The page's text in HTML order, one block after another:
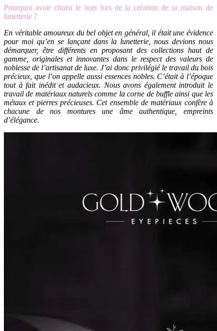
Pourquoi avoir choisi le bois lors de la création de ta maison de
lunetterie ?
En véritable amoureux du bel objet en général, il était une évidence
pour moi qu’en se lançant dans la lunetterie, nous devions nous
démarquer, être différents en proposant des collections haut de
gamme, originales et innovantes dans le respect des valeurs de
noblesse de l’artisanat de luxe. J’ai donc privilégié le travail du bois
précieux, que l’on appelle aussi essences nobles. C’était à l’époque
tout à fait inédit et audacieux. Nous avons également introduit le
travail de matériaux naturels comme la corne de buffle ainsi que les
métaux et pierres précieuses. Cet ensemble de matériaux confère à
chacune de nos montures une âme authentique, empreints
d’élégance.